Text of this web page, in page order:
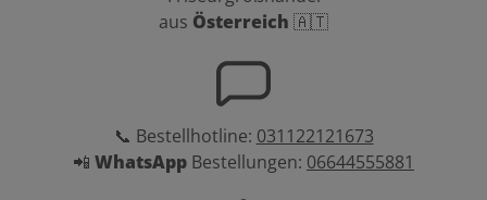
aus Österreich 🇦🇹
📞 Bestellhotline: 031122121673
📲 WhatsApp Bestellungen: 06644555881